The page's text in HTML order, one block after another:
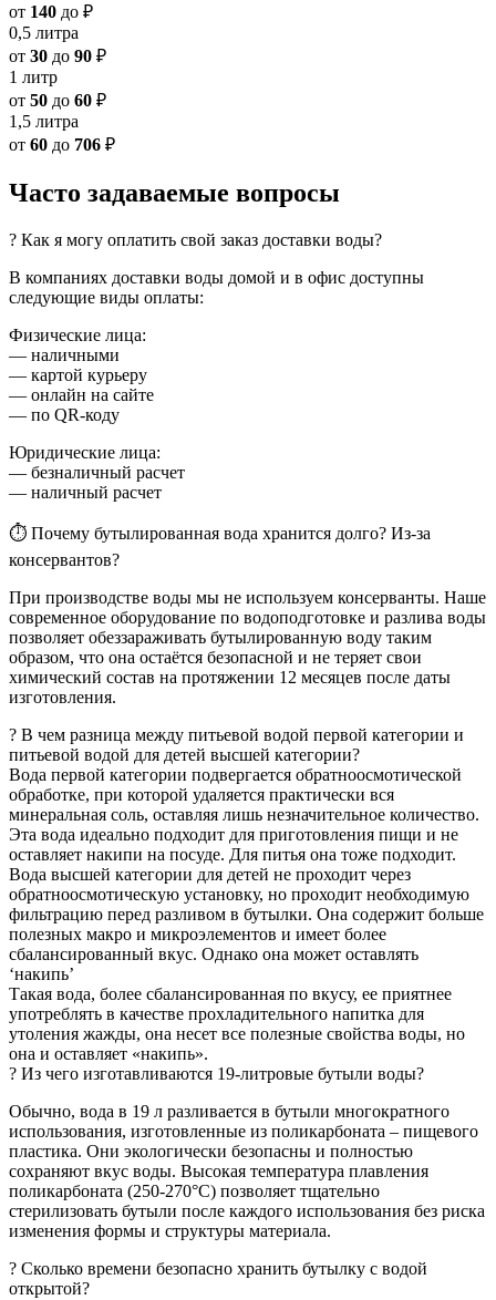
от 140 до ₽
0,5 литра
от 30 до 90 ₽
1 литр
от 50 до 60 ₽
1,5 литра
от 60 до 706 ₽
Часто задаваемые вопросы
? Как я могу оплатить свой заказ доставки воды?
В компаниях доставки воды домой и в офис доступны
следующие виды оплаты:
Физические лица:
— наличными
— картой курьеру
— онлайн на сайте
— по QR-коду
Юридические лица:
— безналичный расчет
— наличный расчет
⏱ Почему бутылированная вода хранится долго? Из-за
консервантов?
При производстве воды мы не используем консерванты. Наше
современное оборудование по водоподготовке и разлива воды
позволяет обеззараживать бутылированную воду таким
образом, что она остаётся безопасной и не теряет свои
химический состав на протяжении 12 месяцев после даты
изготовления.
? В чем разница между питьевой водой первой категории и
питьевой водой для детей высшей категории?
Вода первой категории подвергается обратноосмотической
обработке, при которой удаляется практически вся
минеральная соль, оставляя лишь незначительное количество.
Эта вода идеально подходит для приготовления пищи и не
оставляет накипи на посуде. Для питья она тоже подходит.
Вода высшей категории для детей не проходит через
обратноосмотическую установку, но проходит необходимую
фильтрацию перед разливом в бутылки. Она содержит больше
полезных макро и микроэлементов и имеет более
сбалансированный вкус. Однако она может оставлять
‘накипь’
Такая вода, более сбалансированная по вкусу, ее приятнее
употреблять в качестве прохладительного напитка для
утоления жажды, она несет все полезные свойства воды, но
она и оставляет «накипь».
? Из чего изготавливаются 19-литровые бутыли воды?
Обычно, вода в 19 л разливается в бутыли многократного
использования, изготовленные из поликарбоната – пищевого
пластика. Они экологически безопасны и полностью
сохраняют вкус воды. Высокая температура плавления
поликарбоната (250-270°C) позволяет тщательно
стерилизовать бутыли после каждого использования без риска
изменения формы и структуры материала.
? Сколько времени безопасно хранить бутылку c водой
открытой?